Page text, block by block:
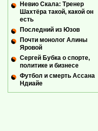
Невио Скала: Тренер
Шахтёра такой, какой он
есть
Последний из Юзов
Почти монолог Алины
Яровой
Сергей Бубка о спорте,
политике и бизнесе
Футбол и смерть Ассана
Ндиайе